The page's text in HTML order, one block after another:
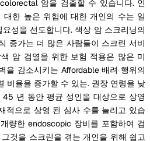
암을 검출할 수 있습니다. 인
대한 높은 위험에 대한 개인의 수는 일
성을 선도합니다. 색상 암 스크리닝의
증가는 더 많은 사람들이 스크린 서비
암 검열을 위한 보험 적용은 많은 미
을 감소시키는 Affordable 배려 행위의
비율을 증가할 수 있는. 권장 연령을 낮
년 동안 평균 성인을 대상으로 상영
적으로 상영 된 심사 수를 늘리고 있습
량한 endoscopic 장비를 포함하여 검
것을 스크린을 겪는 개인을 위해 쉽고